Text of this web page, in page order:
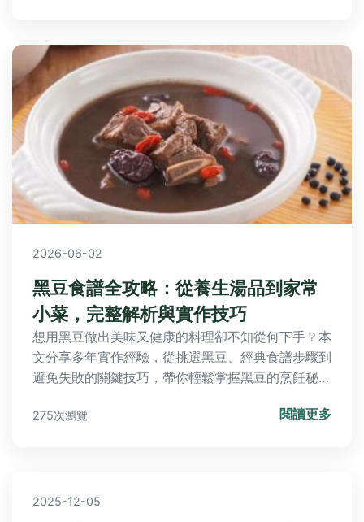
2026-06-02
黑豆食譜全攻略：從養生湯品到家常
小菜，完整解析與實作技巧
想用黑豆做出美味又健康的料理卻不知從何下手？本
文分享多年實作經驗，從挑選黑豆、經典食譜步驟到
避免失敗的關鍵技巧，帶你輕鬆掌握黑豆的烹飪秘
275次瀏覽 閱讀更多
2025-12-05